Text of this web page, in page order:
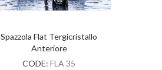
Spazzola Flat Tergicristallo
Anteriore
CODE: FLA 35